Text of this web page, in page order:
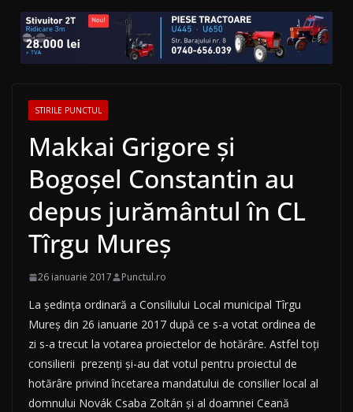
STIRILE PUNCTUL
Makkai Grigore şi
Bogoşel Constantin au
depus jurământul în CL
Tîrgu Mureş
26 ianuarie 2017 Punctul.ro
La şedinţa ordinară a Consiliului Local municipal Tîrgu
Mureş din 26 ianuarie 2017 după ce s-a votat ordinea de
zi s-a trecut la votarea proiectelor de hotărâre. Astfel toţi
consilierii prezenţi şi-au dat votul pentru proiectul de
hotărâre privind încetarea mandatului de consilier local al
domnului Novák Csaba Zoltán și al doamnei Ceană